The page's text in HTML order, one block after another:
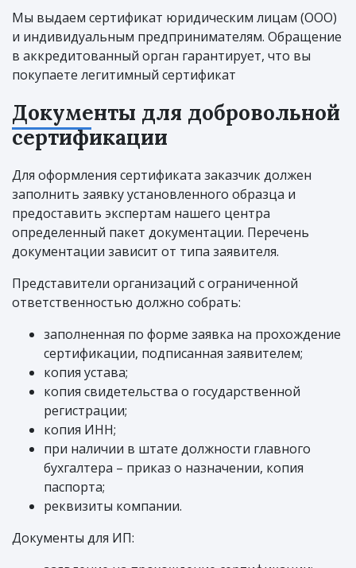
Мы выдаем сертификат юридическим лицам (ООО)
и индивидуальным предпринимателям. Обращение
в аккредитованный орган гарантирует, что вы
покупаете легитимный сертификат
Документы для добровольной
сертификации
Для оформления сертификата заказчик должен
заполнить заявку установленного образца и
предоставить экспертам нашего центра
определенный пакет документации. Перечень
документации зависит от типа заявителя.
Представители организаций с ограниченной
ответственностью должно собрать:
заполненная по форме заявка на прохождение
сертификации, подписанная заявителем;
копия устава;
копия свидетельства о государственной
регистрации;
копия ИНН;
при наличии в штате должности главного
бухгалтера – приказ о назначении, копия
паспорта;
реквизиты компании.
Документы для ИП: